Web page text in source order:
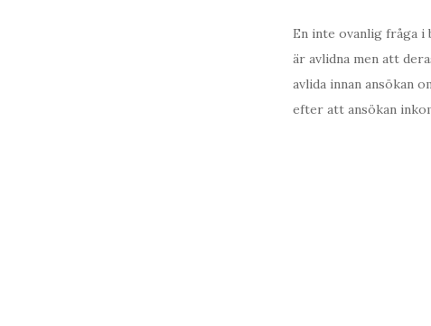
En inte ovanlig fråga i
är avlidna men att
avlida innan ansökan
efter att ansökan